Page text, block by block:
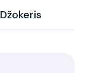
Džokeris